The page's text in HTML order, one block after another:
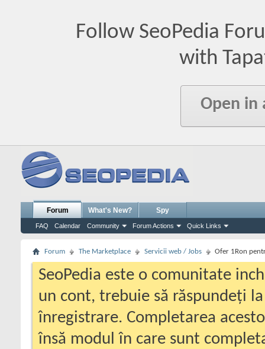
Follow SeoPedia
with
Open in
Forum
FAQ Calendar Community Forum Actions Quick Links
What's New? Spy
Forum The Marketplace Servicii web / Jobs Ofer 1Ron
SeoPedia este o comunitate
un cont, trebuie să răspundeți
înregistrare. Completarea
însă modul în care sunt